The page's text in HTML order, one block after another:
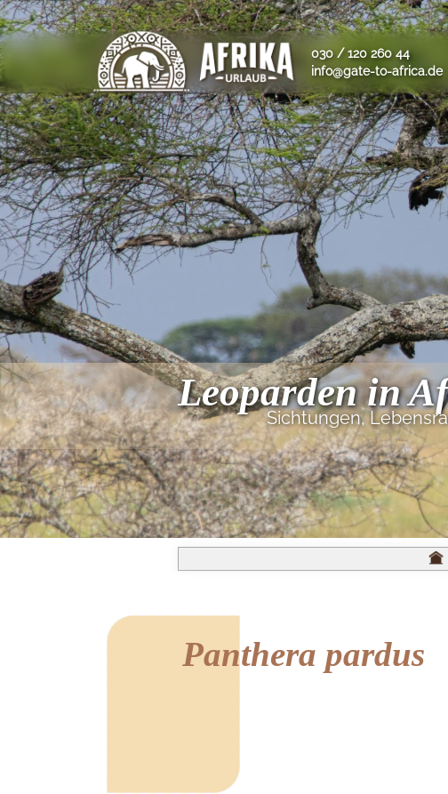
030 / 120 260 44
info@gate-to-africa.de
Leoparden in
Sichtungen,
Panthera pardus